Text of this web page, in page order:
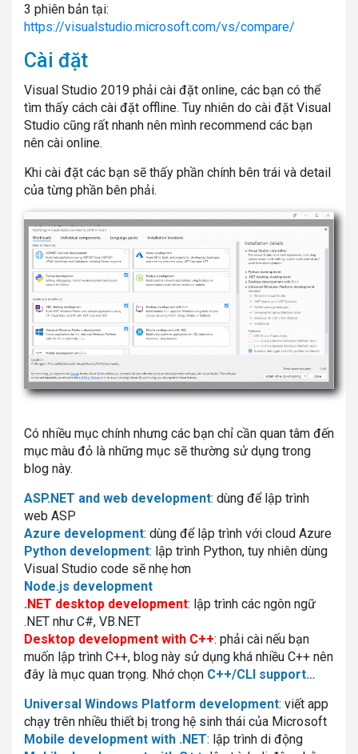
3 phiên bản tại:
https://visualstudio.microsoft.com/vs/compare/
Cài đặt
Visual Studio 2019 phải cài đặt online, các bạn có thể
tìm thấy cách cài đặt offline. Tuy nhiên do cài đặt Visual
Studio cũng rất nhanh nên mình recommend các bạn
nên cài online.
Khi cài đặt các bạn sẽ thấy phần chính bên trái và detail
của từng phần bên phải.
Có nhiều mục chính nhưng các bạn chỉ cần quan tâm đến
mục màu đỏ là những mục sẽ thường sử dụng trong
blog này.
ASP.NET and web development: dùng để lập trình
web ASP
Azure development: dùng để lập trình với cloud Azure
Python development: lập trình Python, tuy nhiên dùng
Visual Studio code sẽ nhẹ hơn
Node.js development
.NET desktop development: lập trình các ngôn ngữ
.NET như C#, VB.NET
Desktop development with C++: phải cài nếu bạn
muốn lập trình C++, blog này sử dụng khá nhiều C++ nên
đây là mục quan trọng. Nhớ chọn C++/CLI support…
Universal Windows Platform development: viết app
chạy trên nhiều thiết bị trong hệ sinh thái của Microsoft
Mobile development with .NET: lập trình di động